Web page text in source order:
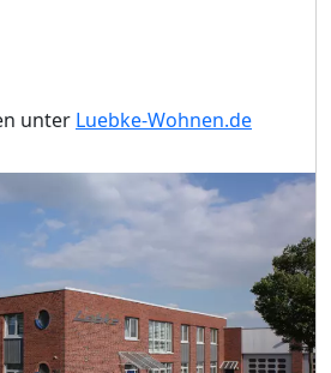
unter Luebke-Wohnen.de